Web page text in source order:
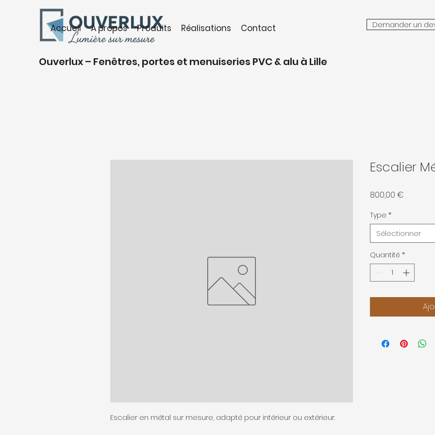
Ouverlux – Fenêtres, portes et menuiseries PVC & alu à Lille
Accueil À propos Produits Réalisations Contact Demander un
Escalier en métal sur mesure, adapté pour intérieur ou extérieur.
Escalier
800,00 €
Type *
Sélectionner
Quantité *